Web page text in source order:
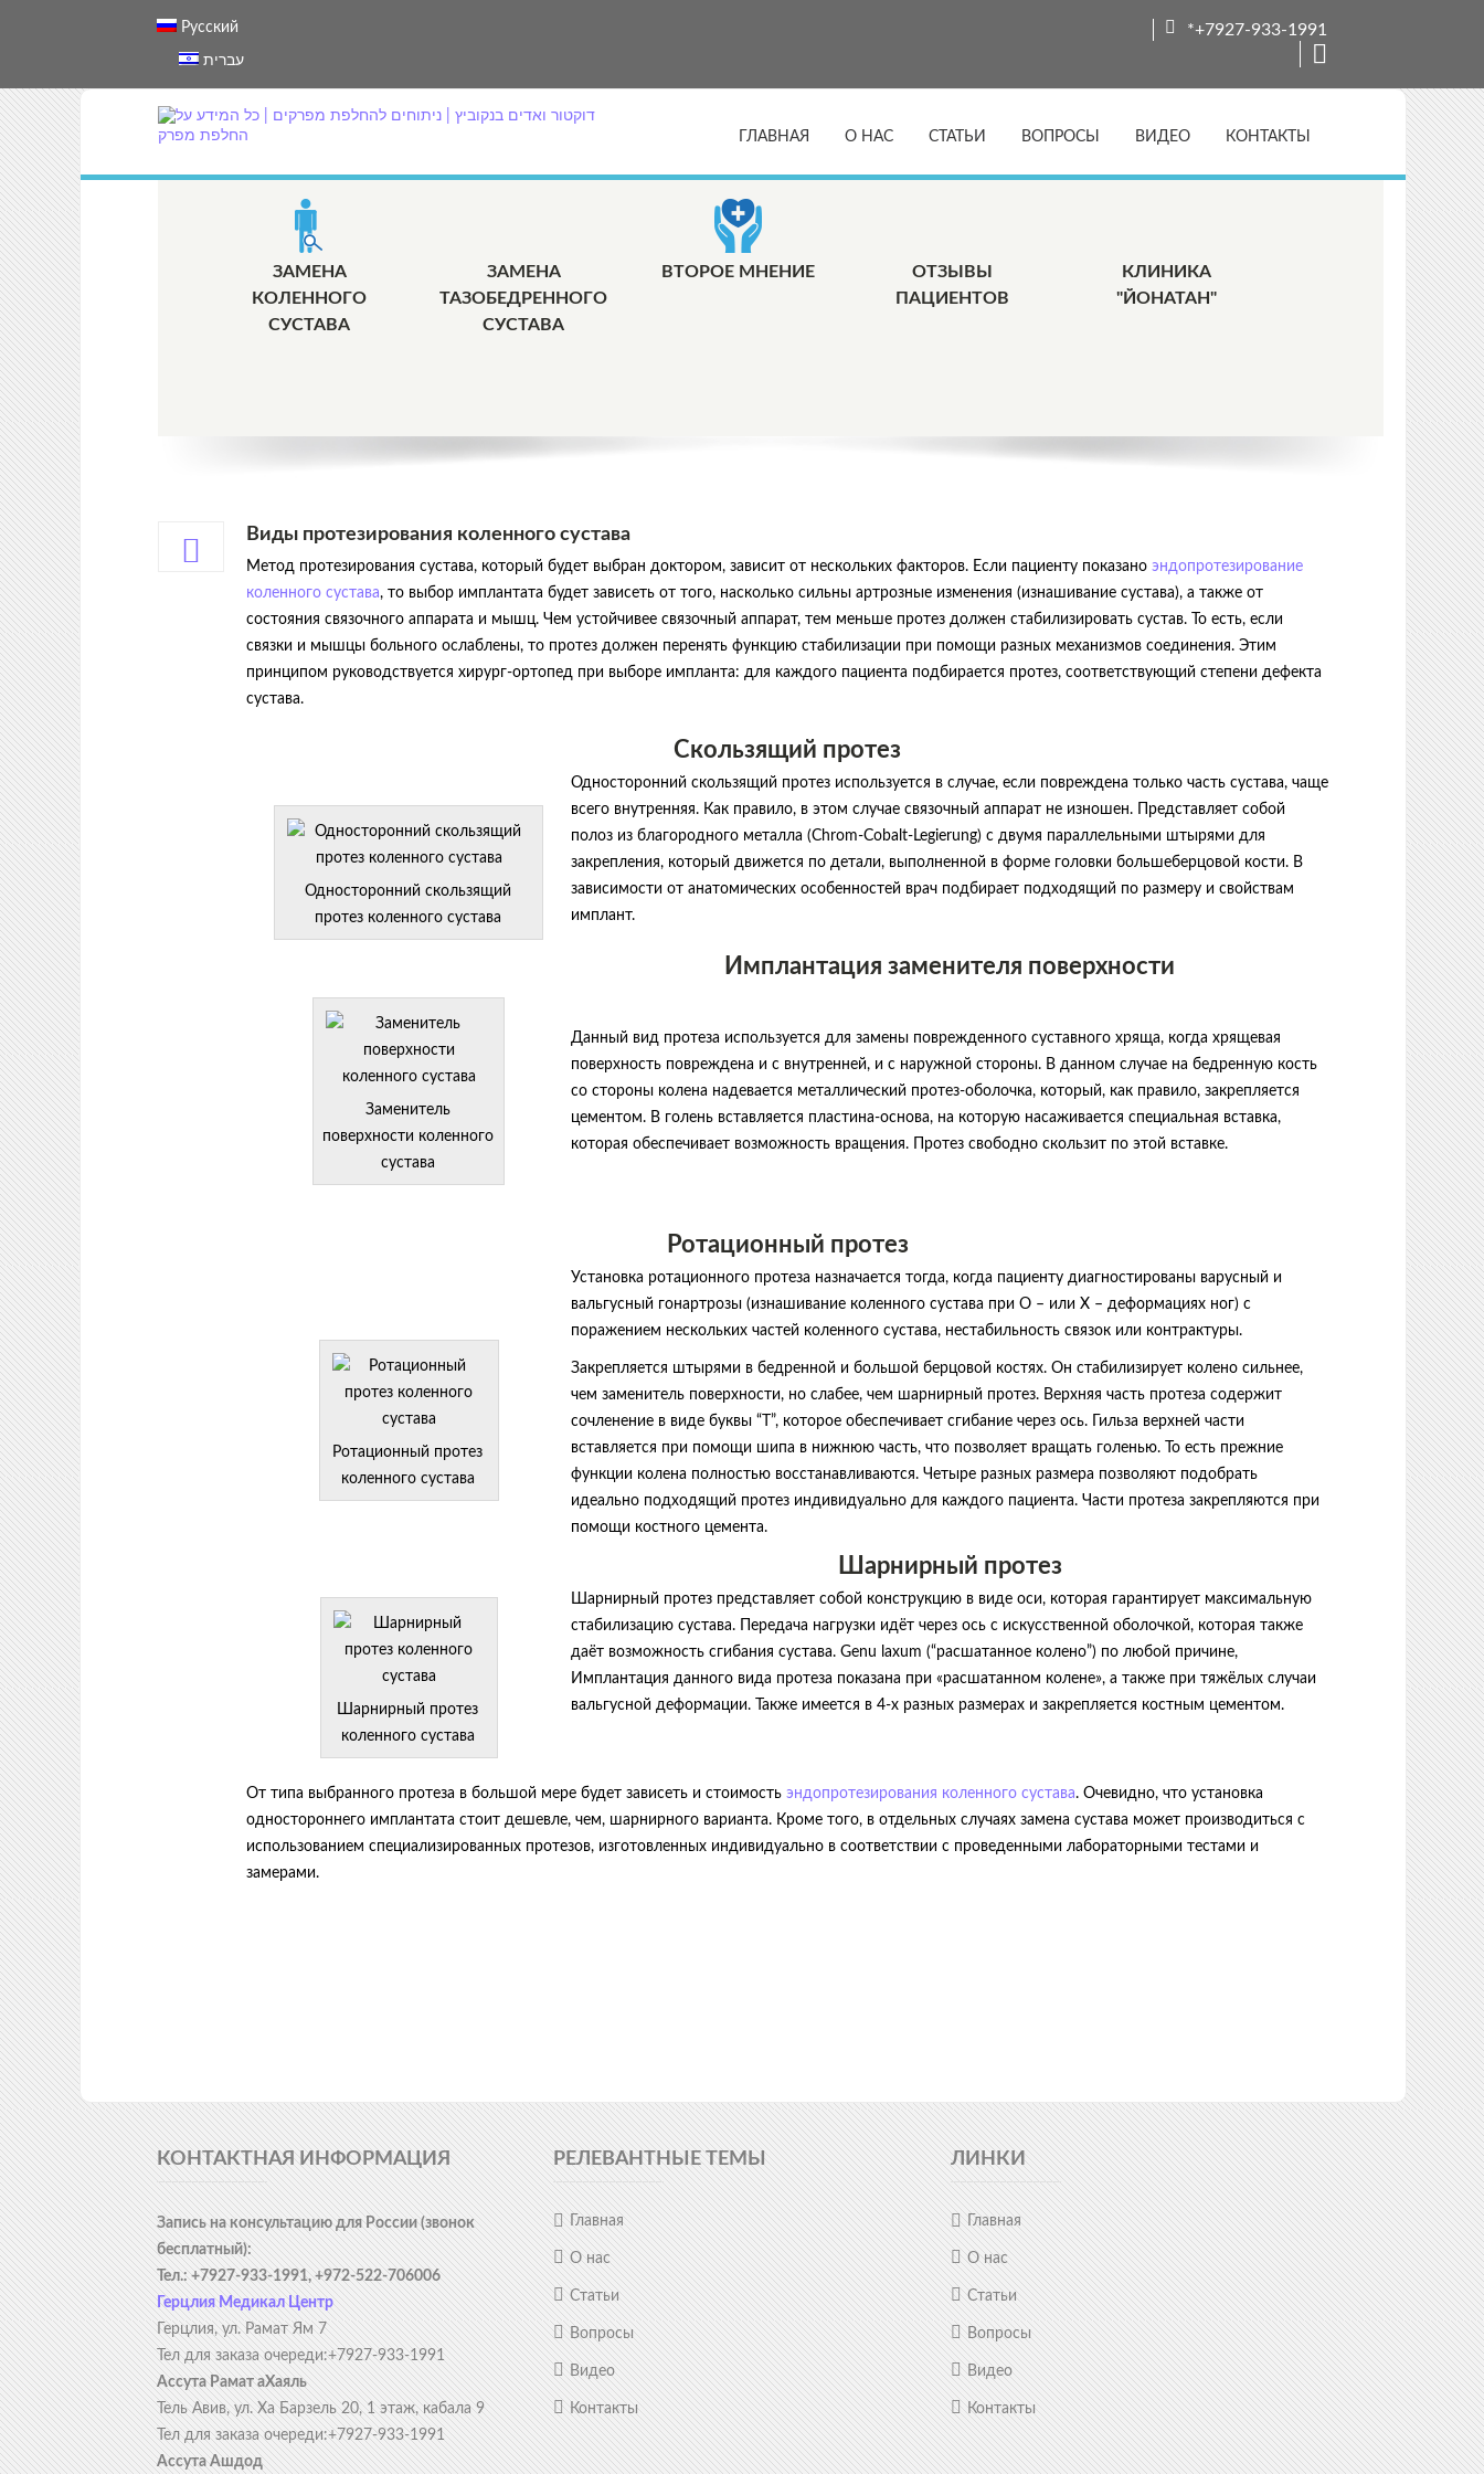
Русский
עברית
*+7927-933-1991
ГЛАВНАЯ О НАС СТАТЬИ ВОПРОСЫ ВИДЕО КОНТАКТЫ
ЗАМЕНА
КОЛЕННОГО
СУСТАВА
ЗАМЕНА
ТАЗОБЕДРЕННОГО
СУСТАВА
ВТОРОЕ МНЕНИЕ
ОТЗЫВЫ
ПАЦИЕНТОВ
КЛИНИКА
"ЙОНАТАН"
Виды протезирования коленного сустава
Метод протезирования сустава, который будет выбран доктором, зависит от нескольких факторов. Если пациенту показано эндопротезирование
коленного сустава, то выбор имплантата будет зависеть от того, насколько сильны артрозные изменения (изнашивание сустава), а также от
состояния связочного аппарата и мышц. Чем устойчивее связочный аппарат, тем меньше протез должен стабилизировать сустав. То есть, если
связки и мышцы больного ослаблены, то протез должен перенять функцию стабилизации при помощи разных механизмов соединения. Этим
принципом руководствуется хирург-ортопед при выборе импланта: для каждого пациента подбирается протез, соответствующий степени дефекта
сустава.
Скользящий протез
Односторонний скользящий
протез коленного сустава
Односторонний скользящий протез используется в случае, если повреждена только часть сустава, чаще
всего внутренняя. Как правило, в этом случае связочный аппарат не изношен. Представляет собой
полоз из благородного металла (Chrom-Cobalt-Legierung) с двумя параллельными штырями для
закрепления, который движется по детали, выполненной в форме головки большеберцовой кости. В
зависимости от анатомических особенностей врач подбирает подходящий по размеру и свойствам
имплант.
Имплантация заменителя поверхности
Заменитель
поверхности коленного
сустава
Данный вид протеза используется для замены поврежденного суставного хряща, когда хрящевая
поверхность повреждена и с внутренней, и с наружной стороны. В данном случае на бедренную кость
со стороны колена надевается металлический протез-оболочка, который, как правило, закрепляется
цементом. В голень вставляется пластина-основа, на которую насаживается специальная вставка,
которая обеспечивает возможность вращения. Протез свободно скользит по этой вставке.
Ротационный протез
Ротационный протез
коленного сустава
Установка ротационного протеза назначается тогда, когда пациенту диагностированы варусный и
вальгусный гонартрозы (изнашивание коленного сустава при О – или Х – деформациях ног) с
поражением нескольких частей коленного сустава, нестабильность связок или контрактуры.
Закрепляется штырями в бедренной и большой берцовой костях. Он стабилизирует колено сильнее,
чем заменитель поверхности, но слабее, чем шарнирный протез. Верхняя часть протеза содержит
сочленение в виде буквы “Т”, которое обеспечивает сгибание через ось. Гильза верхней части
вставляется при помощи шипа в нижнюю часть, что позволяет вращать голенью. То есть прежние
функции колена полностью восстанавливаются. Четыре разных размера позволяют подобрать
идеально подходящий протез индивидуально для каждого пациента. Части протеза закрепляются при
помощи костного цемента.
Шарнирный протез
Шарнирный протез
коленного сустава
Шарнирный протез представляет собой конструкцию в виде оси, которая гарантирует максимальную
стабилизацию сустава. Передача нагрузки идёт через ось с искусственной оболочкой, которая также
даёт возможность сгибания сустава. Genu laxum (“расшатанное колено”) по любой причине,
Имплантация данного вида протеза показана при «расшатанном колене», а также при тяжёлых случаи
вальгусной деформации. Также имеется в 4-х разных размерах и закрепляется костным цементом.
От типа выбранного протеза в большой мере будет зависеть и стоимость эндопротезирования коленного сустава. Очевидно, что установка
одностороннего имплантата стоит дешевле, чем, шарнирного варианта. Кроме того, в отдельных случаях замена сустава может производиться с
использованием специализированных протезов, изготовленных индивидуально в соответствии с проведенными лабораторными тестами и
замерами.
КОНТАКТНАЯ ИНФОРМАЦИЯ
Запись на консультацию для России (звонок
бесплатный):
Тел.: +7927-933-1991, +972-522-706006
Герцлия Медикал Центр
Герцлия, ул. Рамат Ям 7
Тел для заказа очереди:+7927-933-1991
Ассута Рамат аХаяль
Тель Авив, ул. Ха Барзель 20, 1 этаж, кабала 9
Тел для заказа очереди:+7927-933-1991
Ассута Ашдод
РЕЛЕВАНТНЫЕ ТЕМЫ
Главная
О нас
Статьи
Вопросы
Видео
Контакты
ЛИНКИ
Главная
О нас
Статьи
Вопросы
Видео
Контакты